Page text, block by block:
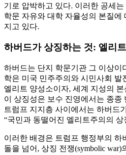
기로 압박하고 있다. 이러한 공세
학문 자유와 대학 자율성의 본질에
지고 있다.
하버드가 상징하는 것: 엘리
하버드는 단지 학문기관 그 이상이
학은 미국 민주주의와 시민사회 발
엘리트 양성소이자, 세계 지성의
이 상징성은 보수 진영에서는 종종
트럼프 지지층 사이에서는 하버드
“국민과 동떨어진 엘리트주의의
이러한 배경은 트럼프 행정부의 하
돌을 넘어, 상징 전쟁(symbolic